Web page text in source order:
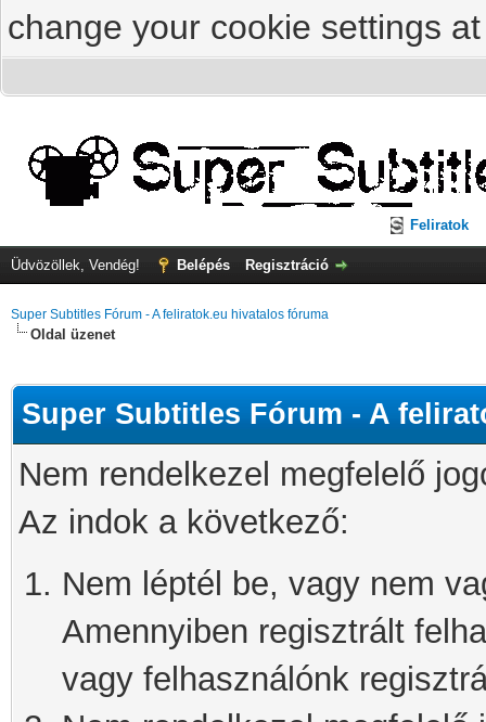
change your cookie settings
Feliratok
Üdvözöllek, Vendég! Belépés Regisztráció
Super Subtitles Fórum - A feliratok.eu hivatalos fóruma
Oldal üzenet
Super Subtitles Fórum - A
Nem rendelkezel megfelelő
Az indok a következő:
Nem léptél be, vagy nem
Amennyiben regisztrált
vagy felhasználónk